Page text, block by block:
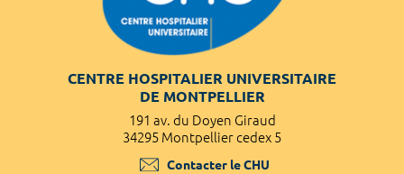
CENTRE HOSPITALIER UNIVERSITAIRE
DE MONTPELLIER
191 av. du Doyen Giraud
34295 Montpellier cedex 5
Contacter le CHU